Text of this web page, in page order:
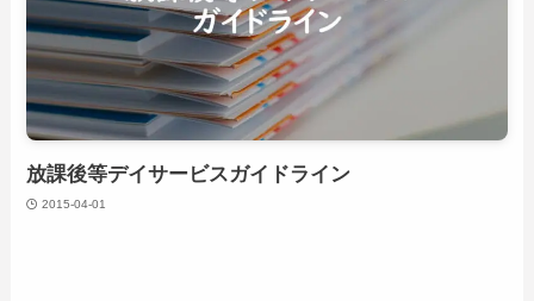
放課後等デイサービスガイドライン
2015-04-01